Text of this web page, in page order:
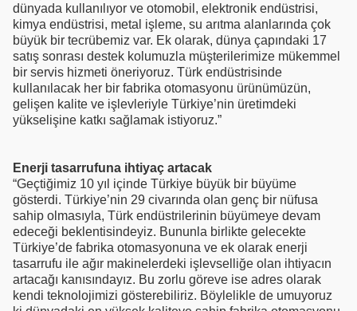
dünyada kullanılıyor ve otomobil, elektronik endüstrisi,
kimya endüstrisi, metal işleme, su arıtma alanlarında çok
büyük bir tecrübemiz var. Ek olarak, dünya çapındaki 17
satış sonrası destek kolumuzla müşterilerimize mükemmel
bir servis hizmeti öneriyoruz. Türk endüstrisinde
kullanılacak her bir fabrika otomasyonu ürünümüzün,
gelişen kalite ve işlevleriyle Türkiye’nin üretimdeki
yükselişine katkı sağlamak istiyoruz.”
Enerji tasarrufuna ihtiyaç artacak
“Geçtiğimiz 10 yıl içinde Türkiye büyük bir büyüme
gösterdi. Türkiye’nin 29 civarında olan genç bir nüfusa
sahip olmasıyla, Türk endüstrilerinin büyümeye devam
edeceği beklentisindeyiz. Bununla birlikte gelecekte
Türkiye’de fabrika otomasyonuna ve ek olarak enerji
tasarrufu ile ağır makinelerdeki işlevselliğe olan ihtiyacın
artacağı kanısındayız. Bu zorlu göreve ise adres olarak
kendi teknolojimizi gösterebiliriz. Böylelikle de umuyoruz